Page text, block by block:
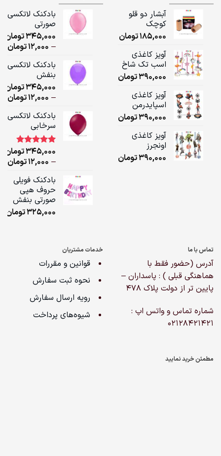
آبشار دو قلو
کوچک
185,000تومان
آویز کاغذی
اسب تک شاخ
390,000تومان
آویز کاغذی
اسپایدرمن
390,000تومان
آویز کاغذی
اونجرز
390,000تومان
بادکنک لاتکسی
صورتی
345,000تومان
–
12,000تومان
بادکنک لاتکسی
بنفش
345,000تومان
–
12,000تومان
بادکنک لاتکسی
سرخابی
امتیاز5.00
1
مشتری
345,000تومان
–
12,000تومان
بادکنک فویلی
حروف هپی
صورتی بنفش
325,000تومان
تماس با ما
آدرس (حضور فقط با
هماهنگی قبلی ) : پاسداران –
پایین تر از دولت پلاک ۴۷۸
شماره تماس و واتس اپ :
02128421421
خدمات مشتریان
قوانین و مقررات
نحوه ثبت سفارش
رویه ارسال سفارش
شیوه‌های پرداخت
مطمئن خرید نمایید